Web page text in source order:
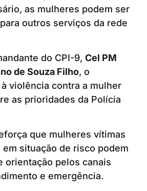
as mulheres podem ser
outros serviços da rede
do CPI-9, Cel PM
de Souza Filho, o
violência contra a mulher
as prioridades da Polícia
que mulheres vítimas
situação de risco podem
orientação pelos canais
e emergência.